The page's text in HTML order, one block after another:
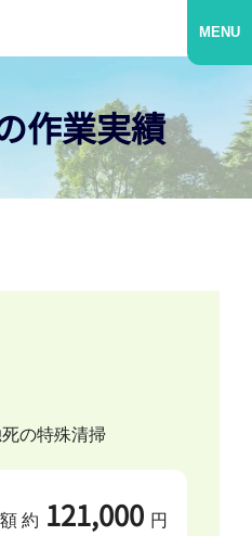
MENU
作業実績
の特殊清掃
約 121,000 円